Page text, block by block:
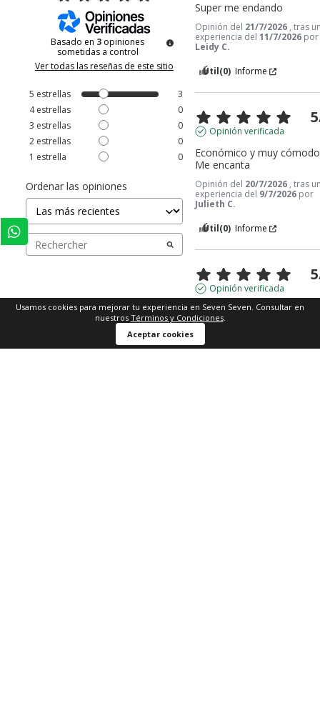
Basado en 3 opiniones
sometidas a control
Ver todas las reseñas de este sitio
5 estrellas
3
4estrellas
0
3 estrellas
0
2 estrellas
0
1 estrella 0
Ordenar las opiniones
Super me endando
Opinión del 21/7/2026 , tras
experiencia del11/7/2026 por
Leidy C.
Útil(0) Informe
5
Opinión verificada
Económico y muy
Me encanta
Opinión del 20/7/2026 , tras
experiencia del 9/7/2026 por
Julieth C.
Útil(0) Informe
5
Opinión verificada
Muy bonito
Opinión del
Diana R.
Usamos cookies para mejorar tu experiencia en Seven Seven. Consultar en
nuestros Términos y Condiciones.
Aceptar cookies